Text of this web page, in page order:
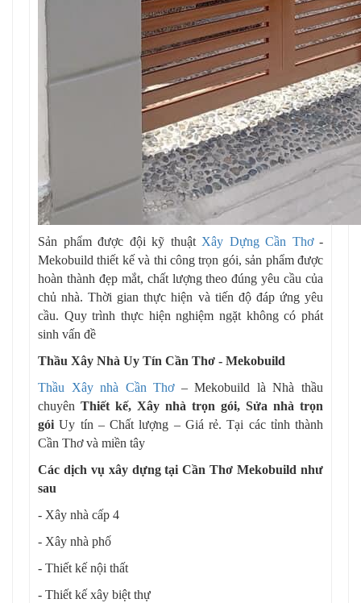
Sản phẩm được đội kỹ thuật Xây Dựng Cần Thơ-
Mekobuild thiết kế và thi công trọn gói, sản phẩm được
hoàn thành đẹp mắt, chất lượng theo đúng yêu cầu của
chủ nhà. Thời gian thực hiện và tiến độ đáp ứng yêu
cầu. Quy trình thực hiện nghiệm ngặt không có phát
sinh vấn đề
Thầu Xây Nhà Uy Tín Cần Thơ - Mekobuild
Thầu Xây nhà Cần Thơ– Mekobuild là Nhà thầu
chuyên Thiết kế, Xây nhà trọn gói, Sửa nhà trọn
gói Uy tín – Chất lượng – Giá rẻ. Tại các tỉnh thành
Cần Thơ và miền tây
Các dịch vụ xây dựng tại Cần Thơ Mekobuild như
sau
- Xây nhà cấp 4
- Xây nhà phố
- Thiết kế nội thất
- Thiết kế xây biệt thự